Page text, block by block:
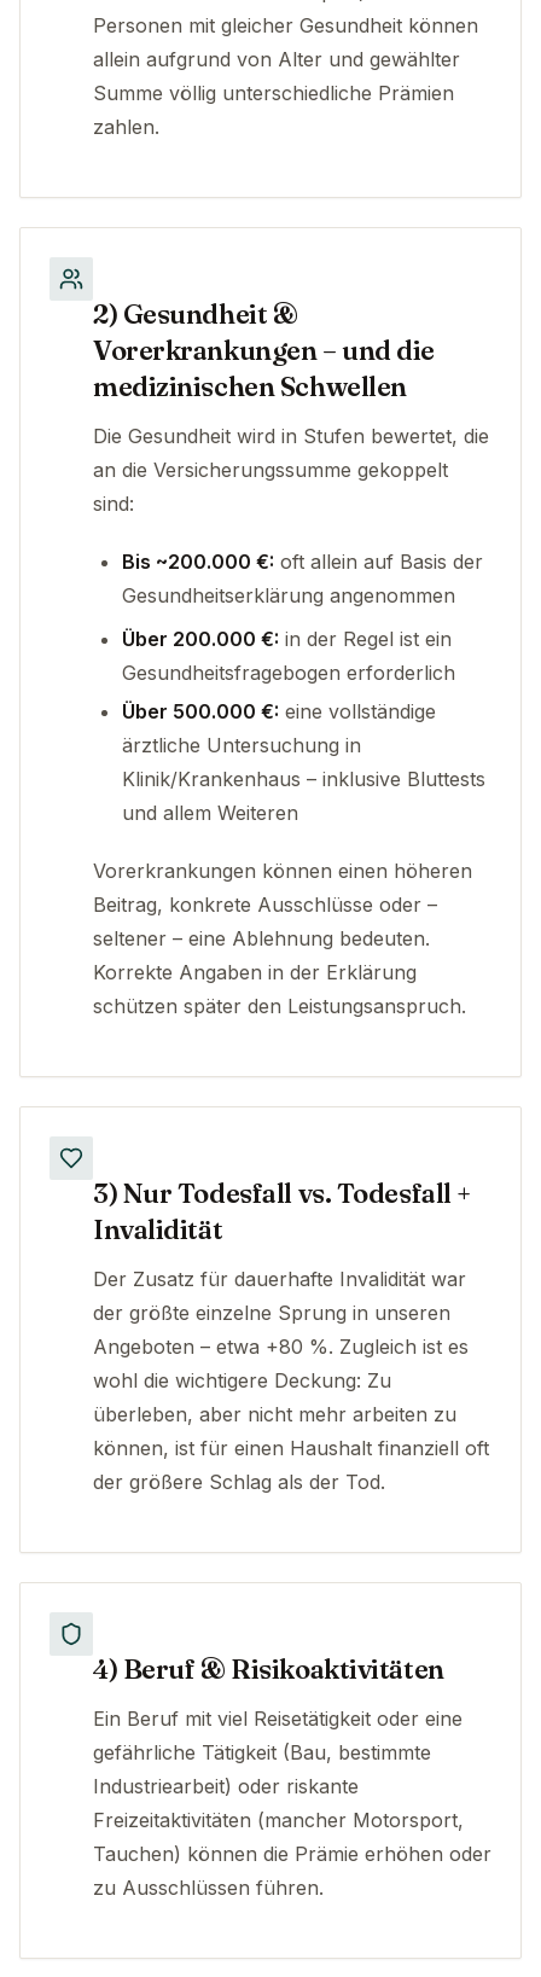
Personen mit gleicher Gesundheit können
allein aufgrund von Alter und gewählter
Summe völlig unterschiedliche Prämien
zahlen.
2) Gesundheit &
Vorerkrankungen – und die
medizinischen Schwellen
Die Gesundheit wird in Stufen bewertet, die
an die Versicherungssumme gekoppelt
sind:
Bis ~200.000 €: oft allein auf Basis der
Gesundheitserklärung angenommen
Über 200.000 €: in der Regel ist ein
Gesundheitsfragebogen erforderlich
Über 500.000 €: eine vollständige
ärztliche Untersuchung in
Klinik/Krankenhaus – inklusive Bluttests
und allem Weiteren
Vorerkrankungen können einen höheren
Beitrag, konkrete Ausschlüsse oder –
seltener – eine Ablehnung bedeuten.
Korrekte Angaben in der Erklärung
schützen später den Leistungsanspruch.
3) Nur Todesfall vs. Todesfall +
Invalidität
Der Zusatz für dauerhafte Invalidität war
der größte einzelne Sprung in unseren
Angeboten – etwa +80 %. Zugleich ist es
wohl die wichtigere Deckung: Zu
überleben, aber nicht mehr arbeiten zu
können, ist für einen Haushalt finanziell oft
der größere Schlag als der Tod.
4) Beruf & Risikoaktivitäten
Ein Beruf mit viel Reisetätigkeit oder eine
gefährliche Tätigkeit (Bau, bestimmte
Industriearbeit) oder riskante
Freizeitaktivitäten (mancher Motorsport,
Tauchen) können die Prämie erhöhen oder
zu Ausschlüssen führen.